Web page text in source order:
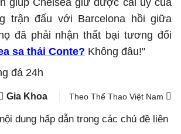
giúp Chelsea giữ được cái uy của
trận đấu với Barcelona hồi giữa
đã phải nhận thất bại tương đối
sa thải Conte? Không đâu!"
đá 24h
Gia Khoa Theo Thể Thao Việt Nam
dung hấp dẫn trong các chủ đề liên